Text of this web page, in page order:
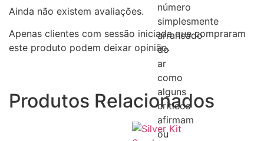
número
simplesmente
arrancado
do
ar
como
alguns
críticos
afirmam
ou
Ainda não existem avaliações.
Apenas clientes com sessão iniciada que compraram
este produto podem deixar opinião.
Produtos Relacionados